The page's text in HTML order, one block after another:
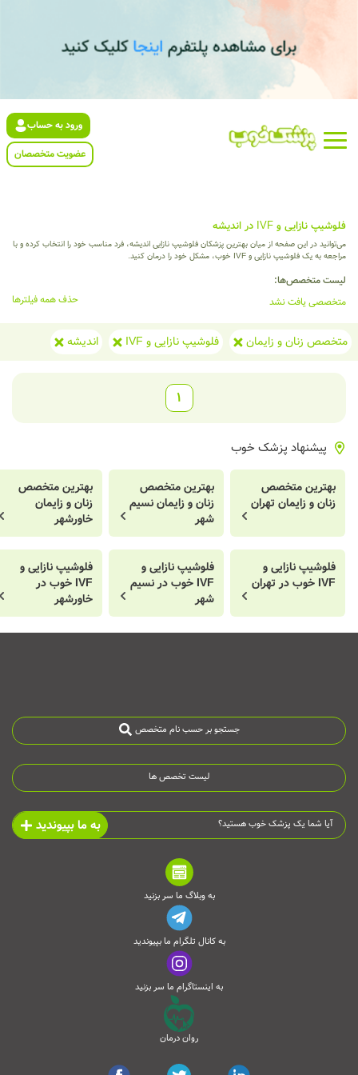
ورود به حساب
عضویت متخصصان
فلوشیپ نازایی و IVF در اندیشه
می‌توانید در این صفحه از میان بهترین پزشکان فلوشیپ نازایی اندیشه، فرد مناسب خود را انتخاب کرده و با
مراجعه به یک فلوشیپ نازایی و IVF خوب، مشکل خود را درمان کنید.
لیست متخصص‌ها:
متخصصی یافت نشد
حذف همه فیلترها
متخصص زنان و زایمان فلوشیپ نازایی و IVF اندیشه
1
پیشنهاد پزشک خوب
بهترین متخصص
زنان و زایمان تهران
بهترین متخصص
زنان و زایمان نسیم
شهر
بهترین متخصص
زنان و زایمان
خاورشهر
فلوشیپ نازایی و
IVF خوب در تهران
فلوشیپ نازایی و
IVF خوب در نسیم
شهر
فلوشیپ نازایی و
IVF خوب در
خاورشهر
جستجو بر حسب نام متخصص
لیست تخصص ها
آیا شما یک پزشک خوب هستید؟ به ما بپیوندید
به وبلاگ ما سر بزنید
به کانال تلگرام ما بپیوندید
به اینستاگرام ما سر بزنید
روان درمان